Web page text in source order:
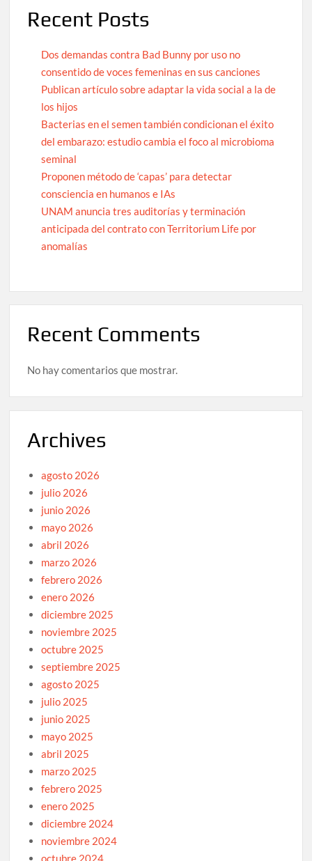
Recent Posts
Dos demandas contra Bad Bunny por uso no
consentido de voces femeninas en sus canciones
Publican artículo sobre adaptar la vida social a la de
los hijos
Bacterias en el semen también condicionan el éxito
del embarazo: estudio cambia el foco al microbioma
seminal
Proponen método de ‘capas’ para detectar
consciencia en humanos e IAs
UNAM anuncia tres auditorías y terminación
anticipada del contrato con Territorium Life por
anomalías
Recent Comments
No hay comentarios que mostrar.
Archives
agosto 2026
julio 2026
junio 2026
mayo 2026
abril 2026
marzo 2026
febrero 2026
enero 2026
diciembre 2025
noviembre 2025
octubre 2025
septiembre 2025
agosto 2025
julio 2025
junio 2025
mayo 2025
abril 2025
marzo 2025
febrero 2025
enero 2025
diciembre 2024
noviembre 2024
octubre 2024